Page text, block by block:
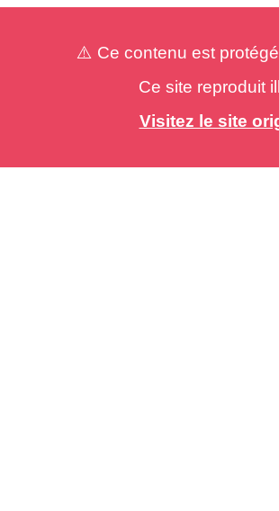
⚠️ Ce contenu est
Ce site reproduit
Visitez le site